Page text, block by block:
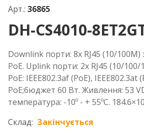
Арт.: 36865
DH-CS4010-
Downlink порти: 8x RJ45 (10/
PoE. Uplink порти: 2x RJ45 (10/
PoE: IEEE802.3af (PoE), IEEE802.3at
PoE;бюджет 60 Вт. Живлення: 53
температура: -10º - + 55ºC.
Склад: Закінчується